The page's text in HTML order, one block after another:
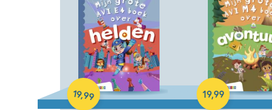
19,99
Hardcover
19,99
Hardcover